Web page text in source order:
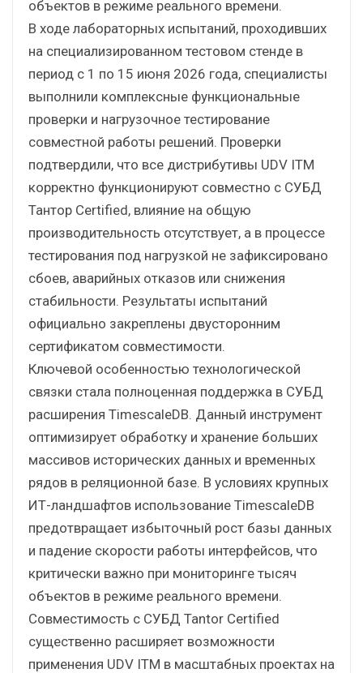
объектов в режиме реального времени.
В ходе лабораторных испытаний, проходивших
на специализированном тестовом стенде в
период с 1 по 15 июня 2026 года, специалисты
выполнили комплексные функциональные
проверки и нагрузочное тестирование
совместной работы решений. Проверки
подтвердили, что все дистрибутивы UDV ITM
корректно функционируют совместно с СУБД
Тантор Certified, влияние на общую
производительность отсутствует, а в процессе
тестирования под нагрузкой не зафиксировано
сбоев, аварийных отказов или снижения
стабильности. Результаты испытаний
официально закреплены двусторонним
сертификатом совместимости.
Ключевой особенностью технологической
связки стала полноценная поддержка в СУБД
расширения TimescaleDB. Данный инструмент
оптимизирует обработку и хранение больших
массивов исторических данных и временных
рядов в реляционной базе. В условиях крупных
ИТ-ландшафтов использование TimescaleDB
предотвращает избыточный рост базы данных
и падение скорости работы интерфейсов, что
критически важно при мониторинге тысяч
объектов в режиме реального времени.
Совместимость с СУБД Tantor Certified
существенно расширяет возможности
применения UDV ITM в масштабных проектах на